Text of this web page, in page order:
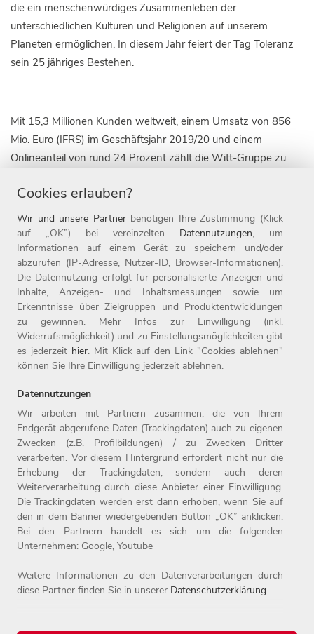
die ein menschenwürdiges Zusammenleben der
unterschiedlichen Kulturen und Religionen auf unserem
Planeten ermöglichen. In diesem Jahr feiert der Tag Toleranz
sein 25 jähriges Bestehen.
Mit 15,3 Millionen Kunden weltweit, einem Umsatz von 856
Mio. Euro (IFRS) im Geschäftsjahr 2019/20 und einem
Onlineanteil von rund 24 Prozent zählt die Witt-Gruppe zu
Zielgruppe 50plus. Die Unternehmensgruppe ist derzeit mit
zehn Marken in zehn Ländern, darunter die 1907 gegründete
Marke WITT WEIDEN, sowie in 18 Onlineshops aktiv. Die
Witt-Gruppe ist mit mehr als 3.100 Mitarbeitern nicht nur
einer der größten Arbeitgeber der Oberpfalz, sondern auch
einer der beliebtesten Deutschlands: 2020 wurde das
Unternehmen zum achten Mal in Folge als Top-Arbeitgeber
ausgezeichnet. Seit 1987 ist das Unternehmen mit Sitz in
Weiden Teil der Otto Group. Weitere Informationen finden Sie
unter www.witt-gruppe.eu.
Home
Arbeitgeber
Benefits
Jobs
Einstiegslevel
Arbeitsfelder
Kontakt
Impressum
Datenschutz
Cookies erlauben?
Wir und unsere Partnerbenötigen Ihre Zustimmung (Klick
auf „OK”) bei vereinzelten Datennutzungen, um
Informationen auf einem Gerät zu speichern und/oder
abzurufen (IP-Adresse, Nutzer-ID, Browser-Informationen).
Die Datennutzung erfolgt für personalisierte Anzeigen und
Inhalte, Anzeigen- und Inhaltsmessungen sowie um
Erkenntnisse über Zielgruppen und Produktentwicklungen
zu gewinnen. Mehr Infos zur Einwilligung (inkl.
Widerrufsmöglichkeit) und zu Einstellungsmöglichkeiten gibt
es jederzeit hier. Mit Klick auf den Link "Cookies ablehnen"
können Sie Ihre Einwilligung jederzeit ablehnen.
Datennutzungen
Wir arbeiten mit Partnern zusammen, die von Ihrem
Endgerät abgerufene Daten (Trackingdaten) auch zu eigenen
Zwecken (z.B. Profilbildungen) / zu Zwecken Dritter
verarbeiten. Vor diesem Hintergrund erfordert nicht nur die
Erhebung der Trackingdaten, sondern auch deren
Weiterverarbeitung durch diese Anbieter einer Einwilligung.
Die Trackingdaten werden erst dann erhoben, wenn Sie auf
den in dem Banner wiedergebenden Button „OK” anklicken.
Bei den Partnern handelt es sich um die folgenden
Unternehmen: Google, Youtube
Weitere Informationen zu den Datenverarbeitungen durch
diese Partner finden Sie in unserer Datenschutzerklärung.